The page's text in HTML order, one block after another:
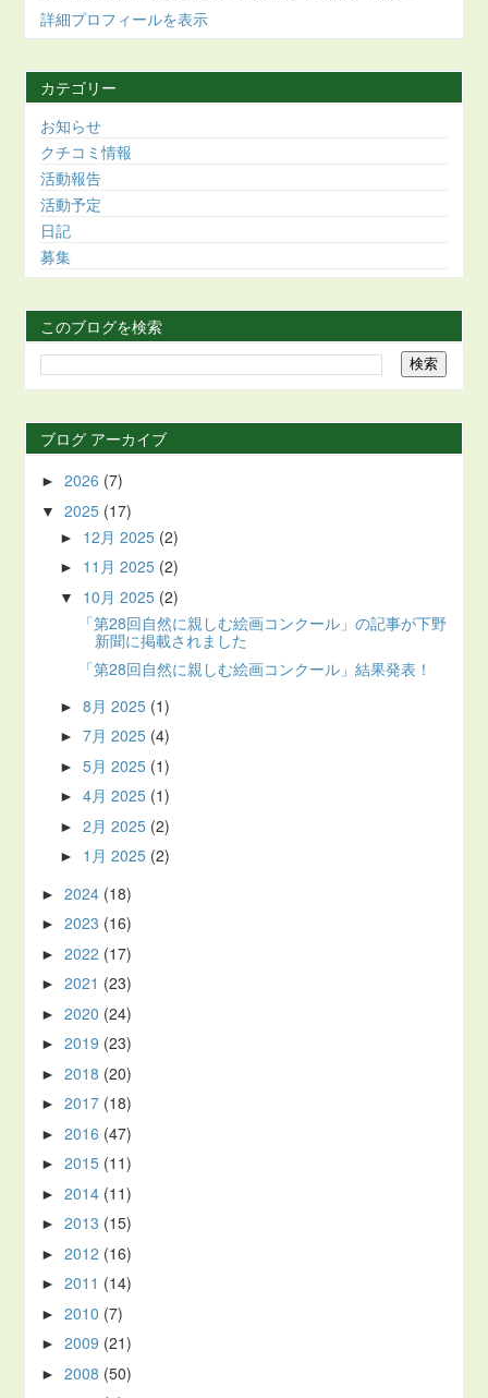
詳細プロフィールを表示
カテゴリー
お知らせ
クチコミ情報
活動報告
活動予定
日記
募集
このブログを検索
ブログ アーカイブ
►2026 (7)
▼2025 (17)
► 12月 2025 (2)
► 11月 2025 (2)
▼ 10月 2025 (2)
「第28回自然に親しむ絵画コンクール」の記事が下野
新聞に掲載されました
「第28回自然に親しむ絵画コンクール」結果発表！
►8月 2025 (1)
►7月 2025 (4)
►5月 2025 (1)
►4月 2025 (1)
►2月 2025 (2)
► 1月 2025 (2)
►2024 (18)
►2023 (16)
►2022 (17)
►2021 (23)
►2020 (24)
►2019 (23)
►2018 (20)
►2017 (18)
►2016 (47)
►2015 (11)
►2014 (11)
►2013 (15)
►2012 (16)
►2011 (14)
►2010 (7)
►2009 (21)
►2008 (50)